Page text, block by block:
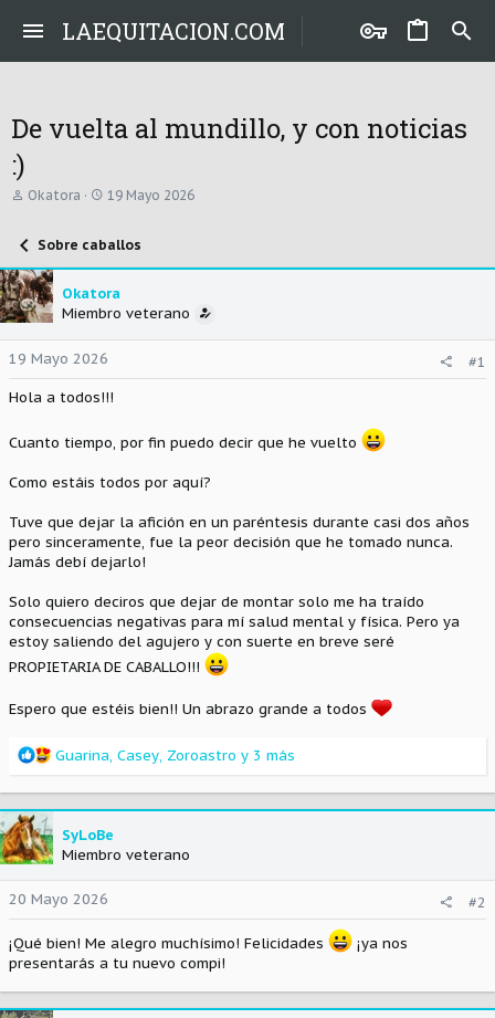
LAEQUITACION.COM
De vuelta al mundillo, y con noticias
:)
A
o
r
Okatora
F
h
a
e
i
i
o
19 Mayo 2026
Sobre caballos
Okatora
Miembro veterano
19 Mayo 2026
#1
Hola a todos!!!
Cuanto tiempo, por fin puedo decir que he vuelto
Como estáis todos por aquí?
Tuve que dejar la afición en un paréntesis durante casi dos años
pero sinceramente, fue la peor decisión que he tomado nunca.
Jamás debí dejarlo!
Solo quiero deciros que dejar de montar solo me ha traído
consecuencias negativas para mí salud mental y física. Pero ya
estoy saliendo del agujero y con suerte en breve seré
PROPIETARIA DE CABALLO!!!
Espero que estéis bien!! Un abrazo grande a todos
R
a
c
n
e
:
Guarina, Casey, Zoroastro y 3 más
SyLoBe
Miembro veterano
20 Mayo 2026 #2
¡Qué bien! Me alegro muchísimo! Felicidades
¡ya nos
presentarás a tu nuevo compi!